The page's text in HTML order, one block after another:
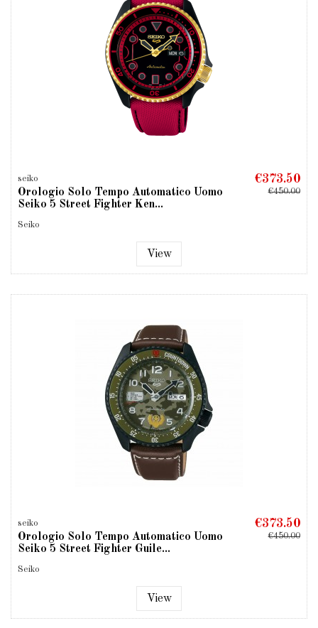
seiko
Orologio Solo Tempo Automatico Uomo
Seiko 5 Street Fighter Ken...
Seiko
€373.50
€450.00
View
seiko
Orologio Solo Tempo Automatico Uomo
Seiko 5 Street Fighter Guile...
Seiko
€373.50
€450.00
View